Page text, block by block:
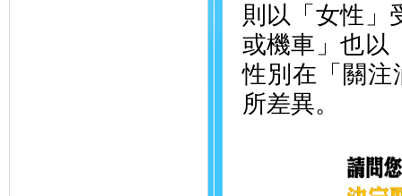
則以「女性」
或機車」也以
性別在「關注
所差異。